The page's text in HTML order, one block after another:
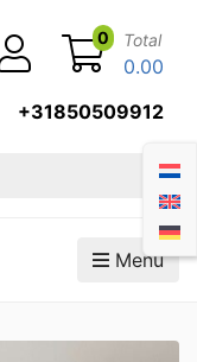
+31850509912
0 Total
0.00
Menu